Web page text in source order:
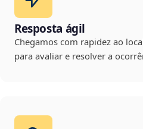
Resposta ágil
Chegamos com rapidez ao
para avaliar e resolver a